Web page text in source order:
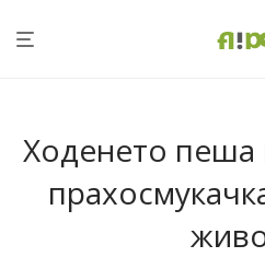
Ходенето пеша